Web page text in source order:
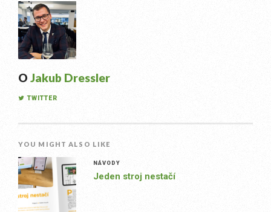
O Jakub Dressler
TWITTER
YOU MIGHT ALSO LIKE
NÁVODY
Jeden stroj nestačí